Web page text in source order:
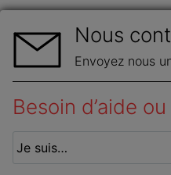
Nous
Envoyez nous
Besoin d’aide